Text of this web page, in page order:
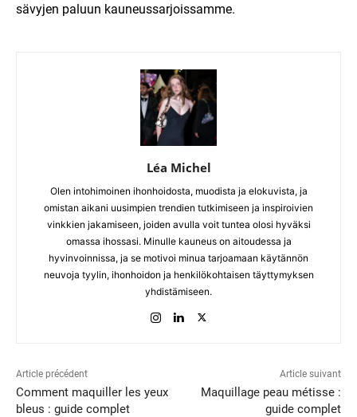
sävyjen paluun kauneussarjoissamme.
Léa Michel
Olen intohimoinen ihonhoidosta, muodista ja elokuvista, ja
omistan aikani uusimpien trendien tutkimiseen ja inspiroivien
vinkkien jakamiseen, joiden avulla voit tuntea olosi hyväksi
omassa ihossasi. Minulle kauneus on aitoudessa ja
hyvinvoinnissa, ja se motivoi minua tarjoamaan käytännön
neuvoja tyylin, ihonhoidon ja henkilökohtaisen täyttymyksen
yhdistämiseen.
Article précédent
Comment maquiller les yeux
bleus : guide complet
Article suivant
Maquillage peau métisse :
guide complet